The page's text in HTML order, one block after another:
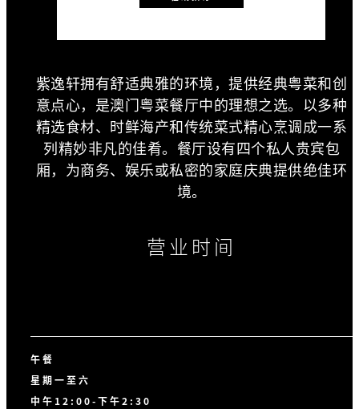
紫逸轩拥有舒适典雅的环境，提供经典粤菜和创
意点心，是澳门粤菜餐厅中的理想之选。以多种
精选食材、时鲜海产和传统菜式精心烹调成一系
列精妙非凡的佳肴。餐厅设有四个私人贵宾包
厢，为商务、娱乐或私密的家庭庆典提供绝佳环
境。
营业时间
午餐
星期一至六
中午12:00-下午2:30